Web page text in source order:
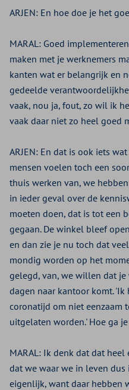
ARJEN: En hoe doe je het
MARAL: Goed
maken met je werknemers
kanten wat er belangrijk en
gedeelde
vaak, nou ja, fout, zo wil ik
vaak daar niet zo heel goed
ARJEN: En dat is ook iets
mensen voelen toch een
thuis werken van, we
in ieder geval over de
moeten doen, dat is tot een
gegaan. De winkel bleef
en dan zie je nu toch dat
mondig worden op het
gelegd, van, we willen dat
dagen naar kantoor komt.
coronatijd om niet eenzaam
uitgelaten worden.' Hoe ga
MARAL: Ik denk dat dat heel
dat we waar we in leven
eigenlijk, want daar hebben